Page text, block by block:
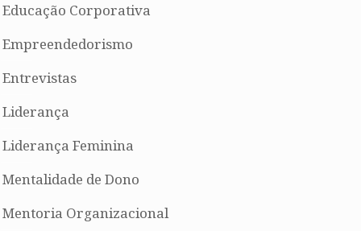
Educação Corporativa
Empreendedorismo
Entrevistas
Liderança
Liderança Feminina
Mentalidade de Dono
Mentoria Organizacional